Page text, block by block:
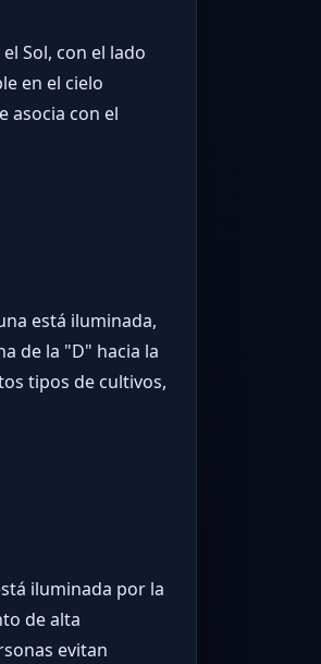
Sol, con el lado
en el cielo
asocia con el
está iluminada,
de la "D" hacia la
tipos de cultivos,
iluminada por la
de alta
evitan